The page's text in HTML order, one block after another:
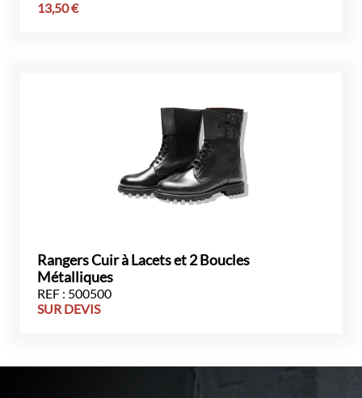
13,50€
Rangers Cuir à Lacets et 2 Boucles
Métalliques
REF : 500500
SUR DEVIS